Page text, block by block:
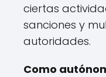
ciertas
sanciones y
autoridades.
Como